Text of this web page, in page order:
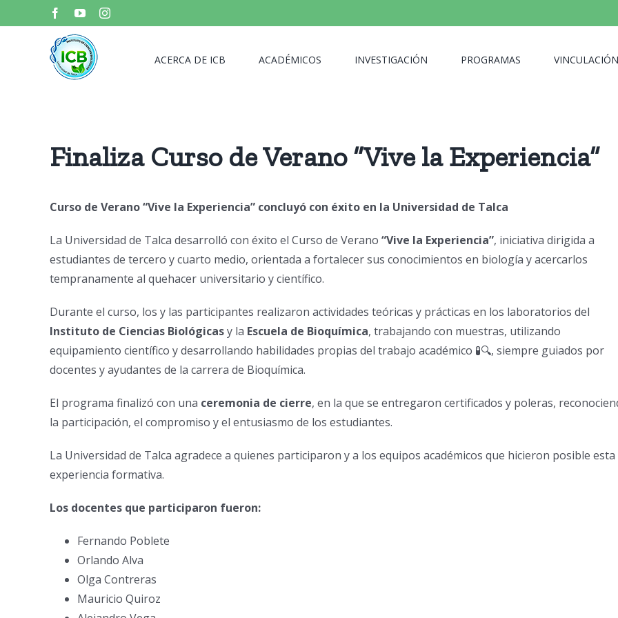
to
FacebookYouTubeInstagram
ACERCA DE ICB ACADÉMICOS INVESTIGACIÓN PROGRAMAS VINCULACIÓN
Finaliza Curso de Verano “Vive la Experiencia”
Curso de Verano “Vive la Experiencia” concluyó con éxito en la Universidad de Talca
La Universidad de Talca desarrolló con éxito el Curso de Verano “Vive la Experiencia”, iniciativa dirigida a
estudiantes de tercero y cuarto medio, orientada a fortalecer sus conocimientos en biología y acercarlos
tempranamente al quehacer universitario y científico.
Durante el curso, los y las participantes realizaron actividades teóricas y prácticas en los laboratorios del
Instituto de Ciencias Biológicasy la Escuela de Bioquímica, trabajando con muestras, utilizando
equipamiento científico y desarrollando habilidades propias del trabajo académico 🧪🔍, siempre guiados por
docentes y ayudantes de la carrera de Bioquímica.
El programa finalizó con una ceremonia de cierre, en la que se entregaron certificados y poleras,
la participación, el compromiso y el entusiasmo de los estudiantes.
La Universidad de Talca agradece a quienes participaron y a los equipos académicos que hicieron posible esta
experiencia formativa.
Los docentes que participaron fueron:
Fernando Poblete
Orlando Alva
Olga Contreras
Mauricio Quiroz